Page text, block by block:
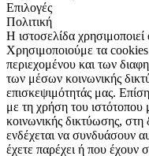
Επιλογές
Πολιτική
Η ιστοσελίδα
Χρησιμοποιούμε τα cookies
περιεχομένου και των
των μέσων κοινωνικής
επισκεψιμότητάς μας.
με τη χρήση του
κοινωνικής δικτύωσης, στη
ενδέχεται να συνδυάσουν
έχετε παρέχει ή που έχουν